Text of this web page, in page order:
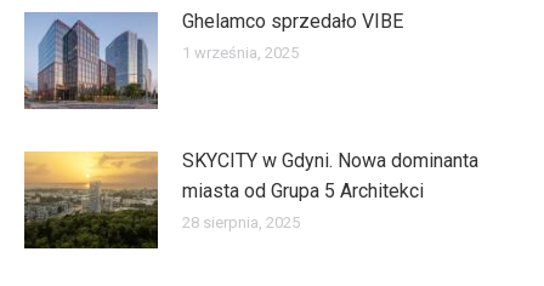
Ghelamco sprzedało VIBE
1 września, 2025
SKYCITY w Gdyni. Nowa dominanta
miasta od Grupa 5 Architekci
28 sierpnia, 2025